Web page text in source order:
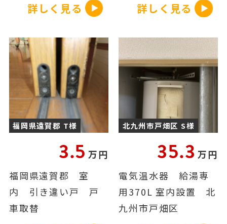
詳しく見る 詳しく見る
福岡県遠賀郡 T様
3.5 万円
福岡県遠賀郡 室
内 引き違い戸 戸
車取替
北九州市戸畑区 S様
35.3 万円
電気温水器 給湯専
用370L 室内設置 北
九州市戸畑区